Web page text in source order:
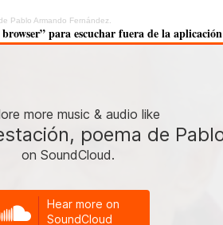
Pablo Armando Fernández.
para escuchar fuera de la aplicación